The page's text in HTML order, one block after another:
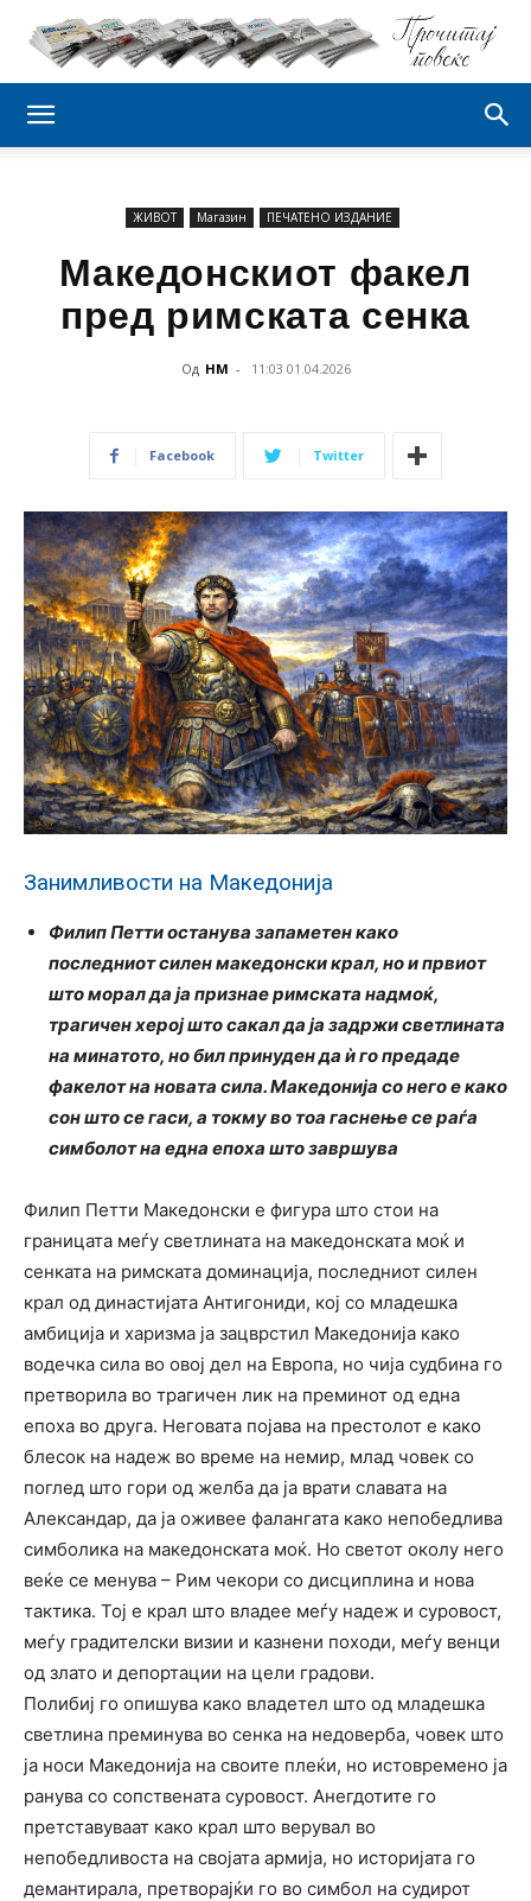
ЖИВОТ Магазин ПЕЧАТЕНО ИЗДАНИЕ
Македонскиот факел
пред римската сенка
Од НМ - 11:03 01.04.2026
Facebook Twitter
Занимливости на Македонија
Филип Петти останува запаметен како
последниот силен македонски крал, но и првиот
што морал да ја признае римската надмоќ,
трагичен херој што сакал да ја задржи светлината
на минатото, но бил принуден да ѝ го предаде
факелот на новата сила. Македонија со него е како
сон што се гаси, а токму во тоа гаснење се раѓа
симболот на една епоха што завршува
Филип Петти Македонски е фигура што стои на
границата меѓу светлината на македонската моќ и
сенката на римската доминација, последниот силен
крал од династијата Антигониди, кој со младешка
амбиција и харизма ја зацврстил Македонија како
водечка сила во овој дел на Европа, но чија судбина го
претворила во трагичен лик на преминот од една
епоха во друга. Неговата појава на престолот е како
блесок на надеж во време на немир, млад човек со
поглед што гори од желба да ја врати славата на
Александар, да ја оживее фалангата како непобедлива
симболика на македонската моќ. Но светот околу него
веќе се менува – Рим чекори со дисциплина и нова
тактика. Тој е крал што владее меѓу надеж и суровост,
меѓу градителски визии и казнени походи, меѓу венци
од злато и депортации на цели градови.
Полибиј го опишува како владетел што од младешка
светлина преминува во сенка на недоверба, човек што
ја носи Македонија на своите плеќи, но истовремено ја
ранува со сопствената суровост. Анегдотите го
претставуваат како крал што верувал во
непобедливоста на својата армија, но историјата го
демантирала, претворајќи го во симбол на судирот